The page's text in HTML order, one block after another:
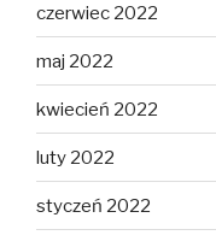
czerwiec 2022
maj 2022
kwiecień 2022
luty 2022
styczeń 2022